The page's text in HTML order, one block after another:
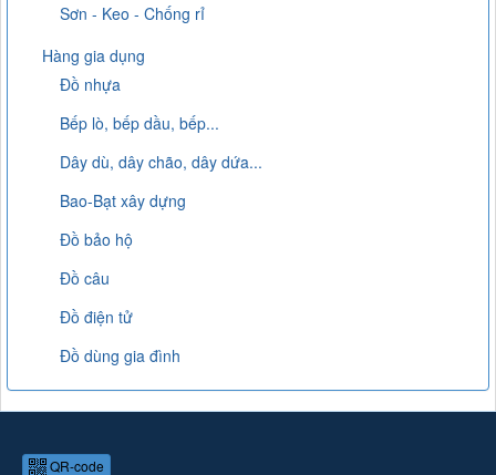
Sơn - Keo - Chống rỉ
Hàng gia dụng
Đồ nhựa
Bếp lò, bếp dầu, bếp...
Dây dù, dây chão, dây dứa...
Bao-Bạt xây dựng
Đồ bảo hộ
Đồ câu
Đồ điện tử
Đồ dùng gia đình
QR-code